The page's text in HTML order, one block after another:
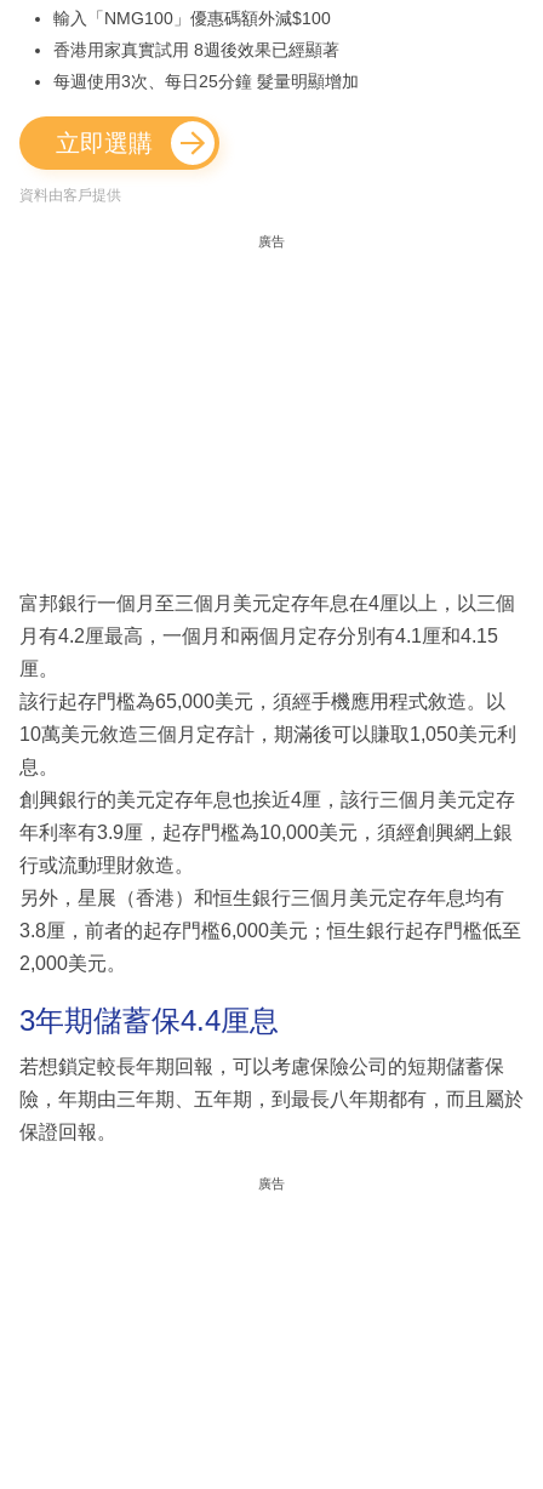
輸入「NMG100」優惠碼額外減$100
香港用家真實試用 8週後效果已經顯著
每週使用3次、每日25分鐘 髮量明顯增加
立即選購
資料由客戶提供
廣告
富邦銀行一個月至三個月美元定存年息在4厘以上，以三個
月有4.2厘最高，一個月和兩個月定存分別有4.1厘和4.15
厘。
該行起存門檻為65,000美元，須經手機應用程式敘造。以
10萬美元敘造三個月定存計，期滿後可以賺取1,050美元利
息。
創興銀行的美元定存年息也挨近4厘，該行三個月美元定存
年利率有3.9厘，起存門檻為10,000美元，須經創興網上銀
行或流動理財敘造。
另外，星展（香港）和恒生銀行三個月美元定存年息均有
3.8厘，前者的起存門檻6,000美元；恒生銀行起存門檻低至
2,000美元。
3年期儲蓄保4.4厘息
若想鎖定較長年期回報，可以考慮保險公司的短期儲蓄保
險，年期由三年期、五年期，到最長八年期都有，而且屬於
保證回報。
廣告